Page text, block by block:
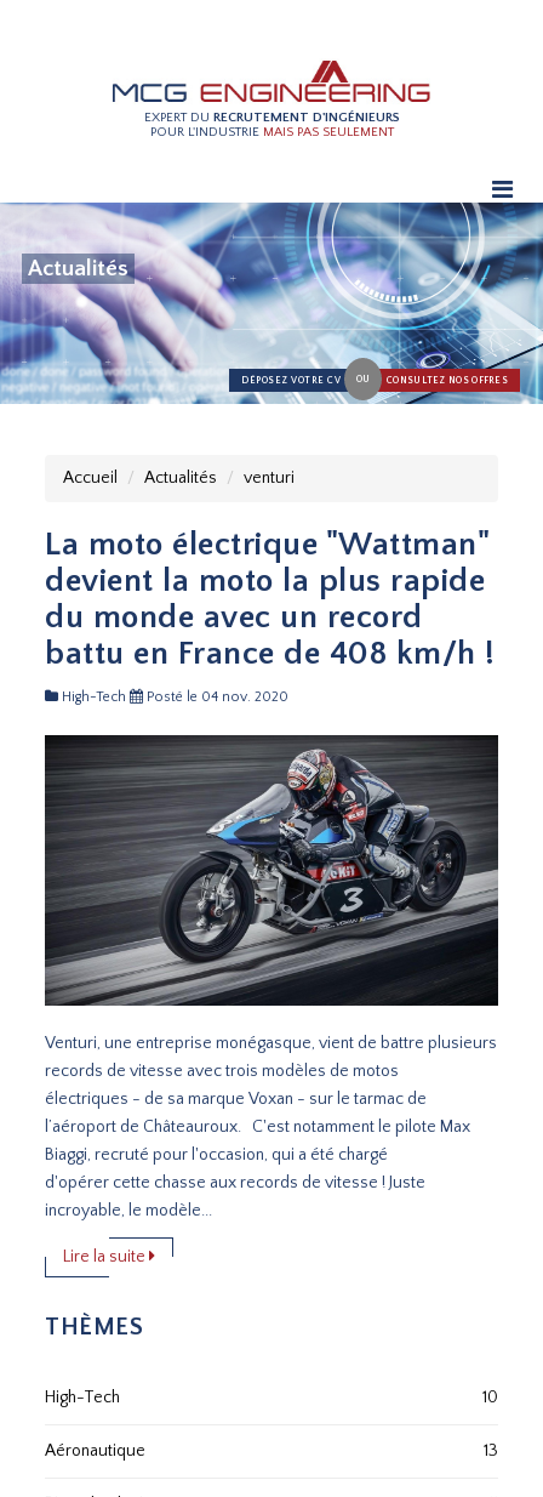
EXPERT DU RECRUTEMENT D'INGÉNIEURS
POUR L'INDUSTRIE MAIS PAS SEULEMENT
Actualités
DÉPOSEZ VOTRE CV OU CONSULTEZ NOS OFFRES
Accueil Actualités venturi
La moto électrique "Wattman"
devient la moto la plus rapide
du monde avec un record
battu en France de 408 km/h !
High-Tech Posté le 04 nov. 2020
Venturi, une entreprise monégasque, vient de battre plusieurs
records de vitesse avec trois modèles de motos
électriques - de sa marque Voxan - sur le tarmac de
l’aéroport de Châteauroux. C'est notamment le pilote Max
Biaggi, recruté pour l'occasion, qui a été chargé
d'opérer cette chasse aux records de vitesse ! Juste
incroyable, le modèle...
Lire la suite
THÈMES
High-Tech 10
Aéronautique 13